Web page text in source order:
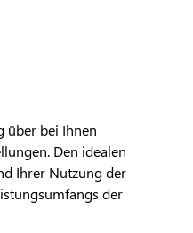
über bei Ihnen
Den idealen
Ihrer Nutzung der
der